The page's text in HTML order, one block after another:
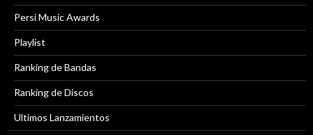
Persi Music Awards
Playlist
Ranking de Bandas
Ranking de Discos
Ultimos Lanzamientos